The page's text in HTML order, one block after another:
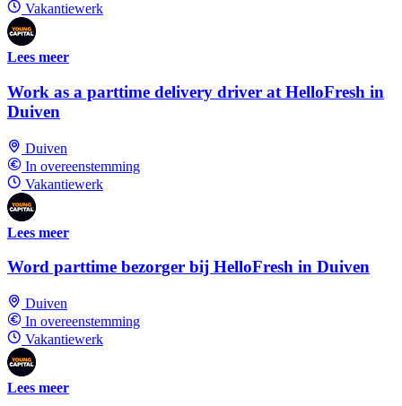
Vakantiewerk
Lees meer
Work as a parttime delivery driver at HelloFresh in
Duiven
Duiven
In overeenstemming
Vakantiewerk
Lees meer
Word parttime bezorger bij HelloFresh in Duiven
Duiven
In overeenstemming
Vakantiewerk
Lees meer